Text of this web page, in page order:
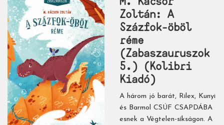
Zoltán: A ​
Százfok-öböl
réme
(Zabaszauruszok
5.) (Kolibri
Kiadó)
A három jó barát, Rilex, Kunyi
és Barmol CSÚF CSAPDÁBA
esnek a Végtelen-síkságon. A